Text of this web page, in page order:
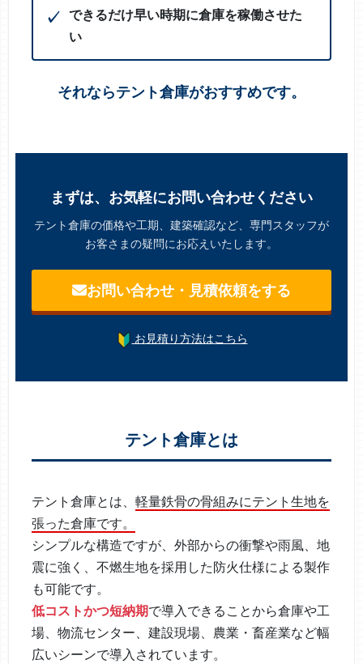
できるだけ早い時期に倉庫を稼働させた
い
それならテント倉庫がおすすめです。
まずは、お気軽にお問い合わせください
テント倉庫の価格や工期、建築確認など、専門スタッフが
お客さまの疑問にお応えいたします。
お問い合わせ・見積依頼をする
お見積り方法はこちら
テント倉庫とは
テント倉庫とは、 軽量鉄骨の骨組みにテント生地を
張った倉庫です。
シンプルな構造ですが、外部からの衝撃や雨風、地
震に強く、不燃生地を採用した防火仕様による製作
も可能です。
低コストかつ短納期で導入できることから倉庫や工
場、物流センター、建設現場、農業・畜産業など幅
広いシーンで導入されています。